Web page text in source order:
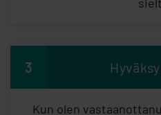
3
Kun olen